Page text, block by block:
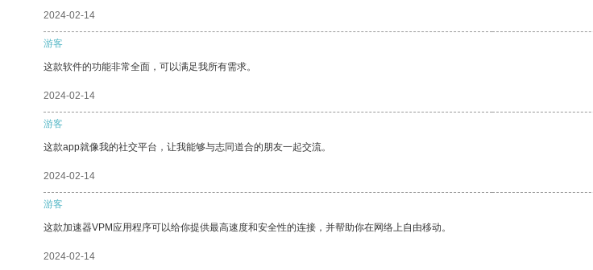
2024-02-14
游客
这款软件的功能非常全面，可以满足我所有需求。
2024-02-14
游客
这款app就像我的社交平台，让我能够与志同道合的朋友一起交流。
2024-02-14
游客
这款加速器VPM应用程序可以给你提供最高速度和安全性的连接，并帮助你在网络上自由移动。
2024-02-14